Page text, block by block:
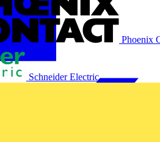
Phoenix
Schneider Electric